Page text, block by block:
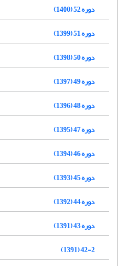
دوره 52 (1400)
دوره 51 (1399)
دوره 50 (1398)
دوره 49 (1397)
دوره 48 (1396)
دوره 47 (1395)
دوره 46 (1394)
دوره 45 (1393)
دوره 44 (1392)
دوره 43 (1391)
42-2 (1391)